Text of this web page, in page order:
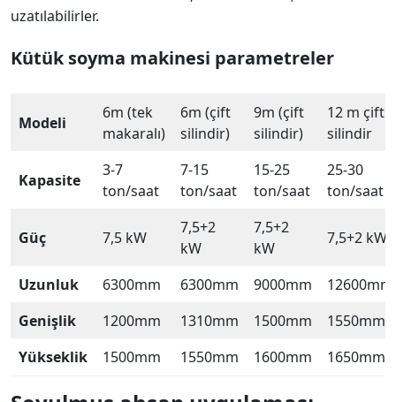
uzatılabilirler.
Kütük soyma makinesi parametreler
Modeli
6m (tek
makaralı)
6m (çift
silindir)
9m (çift
silindir)
12 m çift
silindir
Kapasite
3-7
ton/saat
7-15
ton/saat
15-25
ton/saat
25-30
ton/saat
Güç 7,5 kW
7,5+2
kW
7,5+2
kW
7,5+2 kW
Uzunluk 6300mm 6300mm 9000mm
12600mm
Genişlik
1200mm 1310mm 1500mm
1550mm
Yükseklik
1500mm 1550mm 1600mm 1650mm